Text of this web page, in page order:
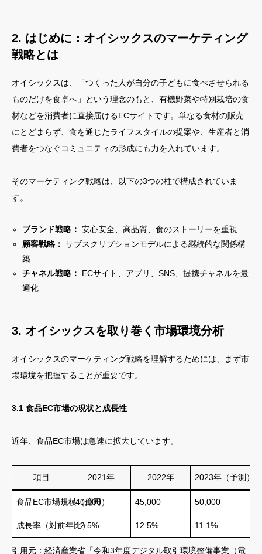
2. はじめに：オイシックスのマーケティング
戦略とは
オイシックスは、「つくった人が自分の子どもに食べさせられる
ものだけを食卓へ」という理念のもと、有機野菜や特別栽培の食
材などを消費者に直接届けるECサイトです。単なる食材の販売
にとどまらず、食を通じたライフスタイルの提案や、生産者と消
費者をつなぐコミュニティの形成にも力を入れています。
そのマーケティング戦略は、以下の3つの柱で構成されていま
す。
ブランド戦略： 安心安全、高品質、食のストーリーを重視
顧客戦略： サブスクリプションモデルによる継続的な関係構
築
チャネル戦略：
ECサイト、アプリ、SNS、提携チャネルを最
適化
3. オイシックスを取り巻く市場環境分析
オイシックスのマーケティング戦略を理解するためには、まず市
場環境を把握することが重要です。
3.1 食品EC市場の現状と成長性
近年、食品EC市場は急速に拡大しています。
項目 2021年 2022年 2023年（予測）
食品EC市場規模（億円）
40,000 45,000 50,000
成長率（対前年比）
12.5% 12.5% 11.1%
引用元：経済産業省「令和3年度デジタル取引環境整備事業（電